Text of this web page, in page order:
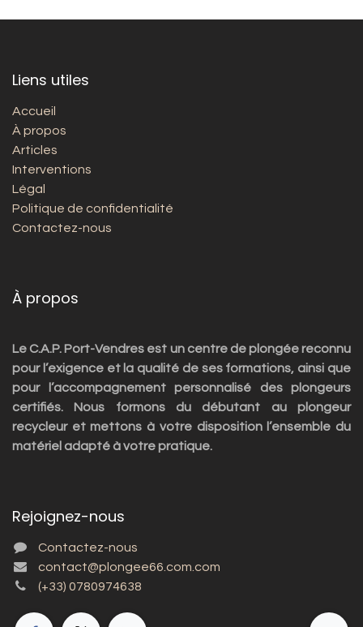
Liens utiles
Accueil
À propos
Articles
Interventions
Légal
Politique de confidentialité
Contactez-nous
À propos
Le C.A.P. Port-Vendres est un centre de plongée reconnu
pour l’exigence et la qualité de ses formations, ainsi que
pour l’accompagnement personnalisé des plongeurs
certifiés. Nous formons du débutant au plongeur
recycleur et mettons à votre disposition l’ensemble du
matériel adapté à votre pratique.
Rejoignez-nous
Contactez-nous
contact@plongee66.com.com
(+33) 0780974638